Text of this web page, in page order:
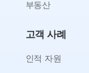
부동산
고객 사례
인적 자원